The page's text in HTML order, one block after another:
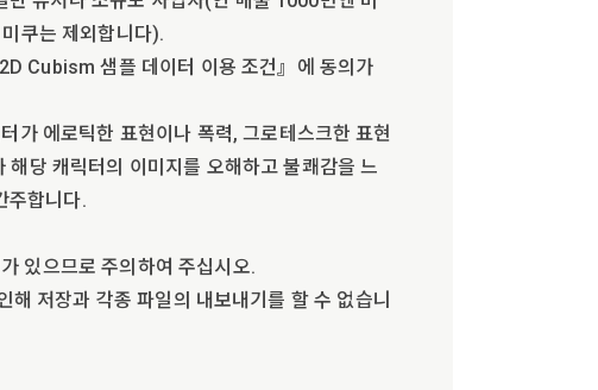
쿠는 제외합니다).
Cubism 샘플 데이터 이용 조건』에 동의가
가 에로틱한 표현이나 폭력, 그로테스크한 표현
당 캐릭터의 이미지를 오해하고 불쾌감을 느
주합니다.
있으므로 주의하여 주십시오.
저장과 각종 파일의 내보내기를 할 수 없습니